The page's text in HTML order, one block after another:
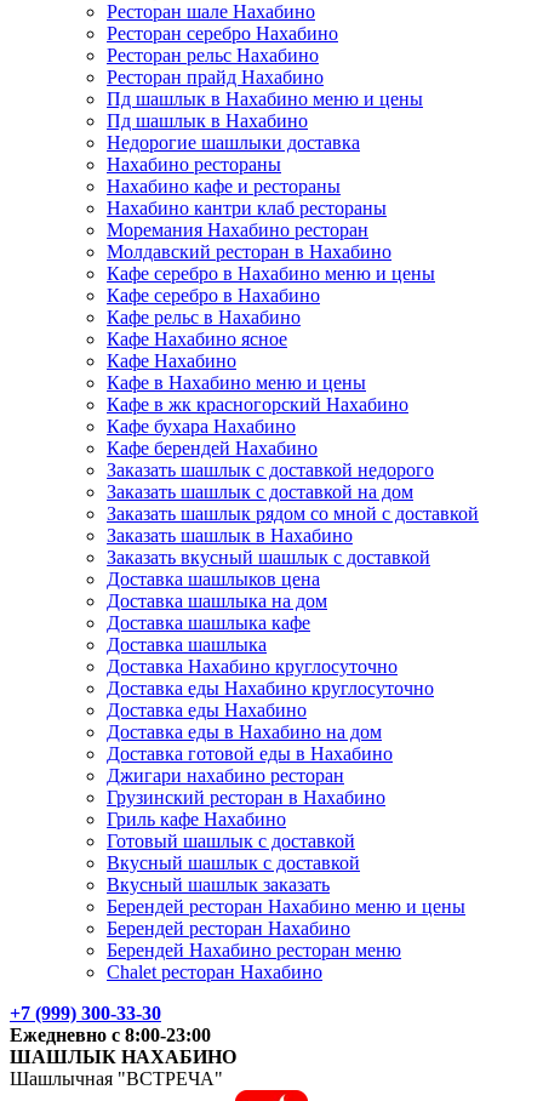
Ресторан шале Нахабино
Ресторан серебро Нахабино
Ресторан рельс Нахабино
Ресторан прайд Нахабино
Пд шашлык в Нахабино меню и цены
Пд шашлык в Нахабино
Недорогие шашлыки доставка
Нахабино рестораны
Нахабино кафе и рестораны
Нахабино кантри клаб рестораны
Моремания Нахабино ресторан
Молдавский ресторан в Нахабино
Кафе серебро в Нахабино меню и цены
Кафе серебро в Нахабино
Кафе рельс в Нахабино
Кафе Нахабино ясное
Кафе Нахабино
Кафе в Нахабино меню и цены
Кафе в жк красногорский Нахабино
Кафе бухара Нахабино
Кафе берендей Нахабино
Заказать шашлык с доставкой недорого
Заказать шашлык с доставкой на дом
Заказать шашлык рядом со мной с доставкой
Заказать шашлык в Нахабино
Заказать вкусный шашлык с доставкой
Доставка шашлыков цена
Доставка шашлыка на дом
Доставка шашлыка кафе
Доставка шашлыка
Доставка Нахабино круглосуточно
Доставка еды Нахабино круглосуточно
Доставка еды Нахабино
Доставка еды в Нахабино на дом
Доставка готовой еды в Нахабино
Джигари нахабино ресторан
Грузинский ресторан в Нахабино
Гриль кафе Нахабино
Готовый шашлык с доставкой
Вкусный шашлык с доставкой
Вкусный шашлык заказать
Берендей ресторан Нахабино меню и цены
Берендей ресторан Нахабино
Берендей Нахабино ресторан меню
Chalet ресторан Нахабино
+7 (999) 300-33-30
Ежедневно с 8:00-23:00
ШАШЛЫК НАХАБИНО
Шашлычная "ВСТРЕЧА"